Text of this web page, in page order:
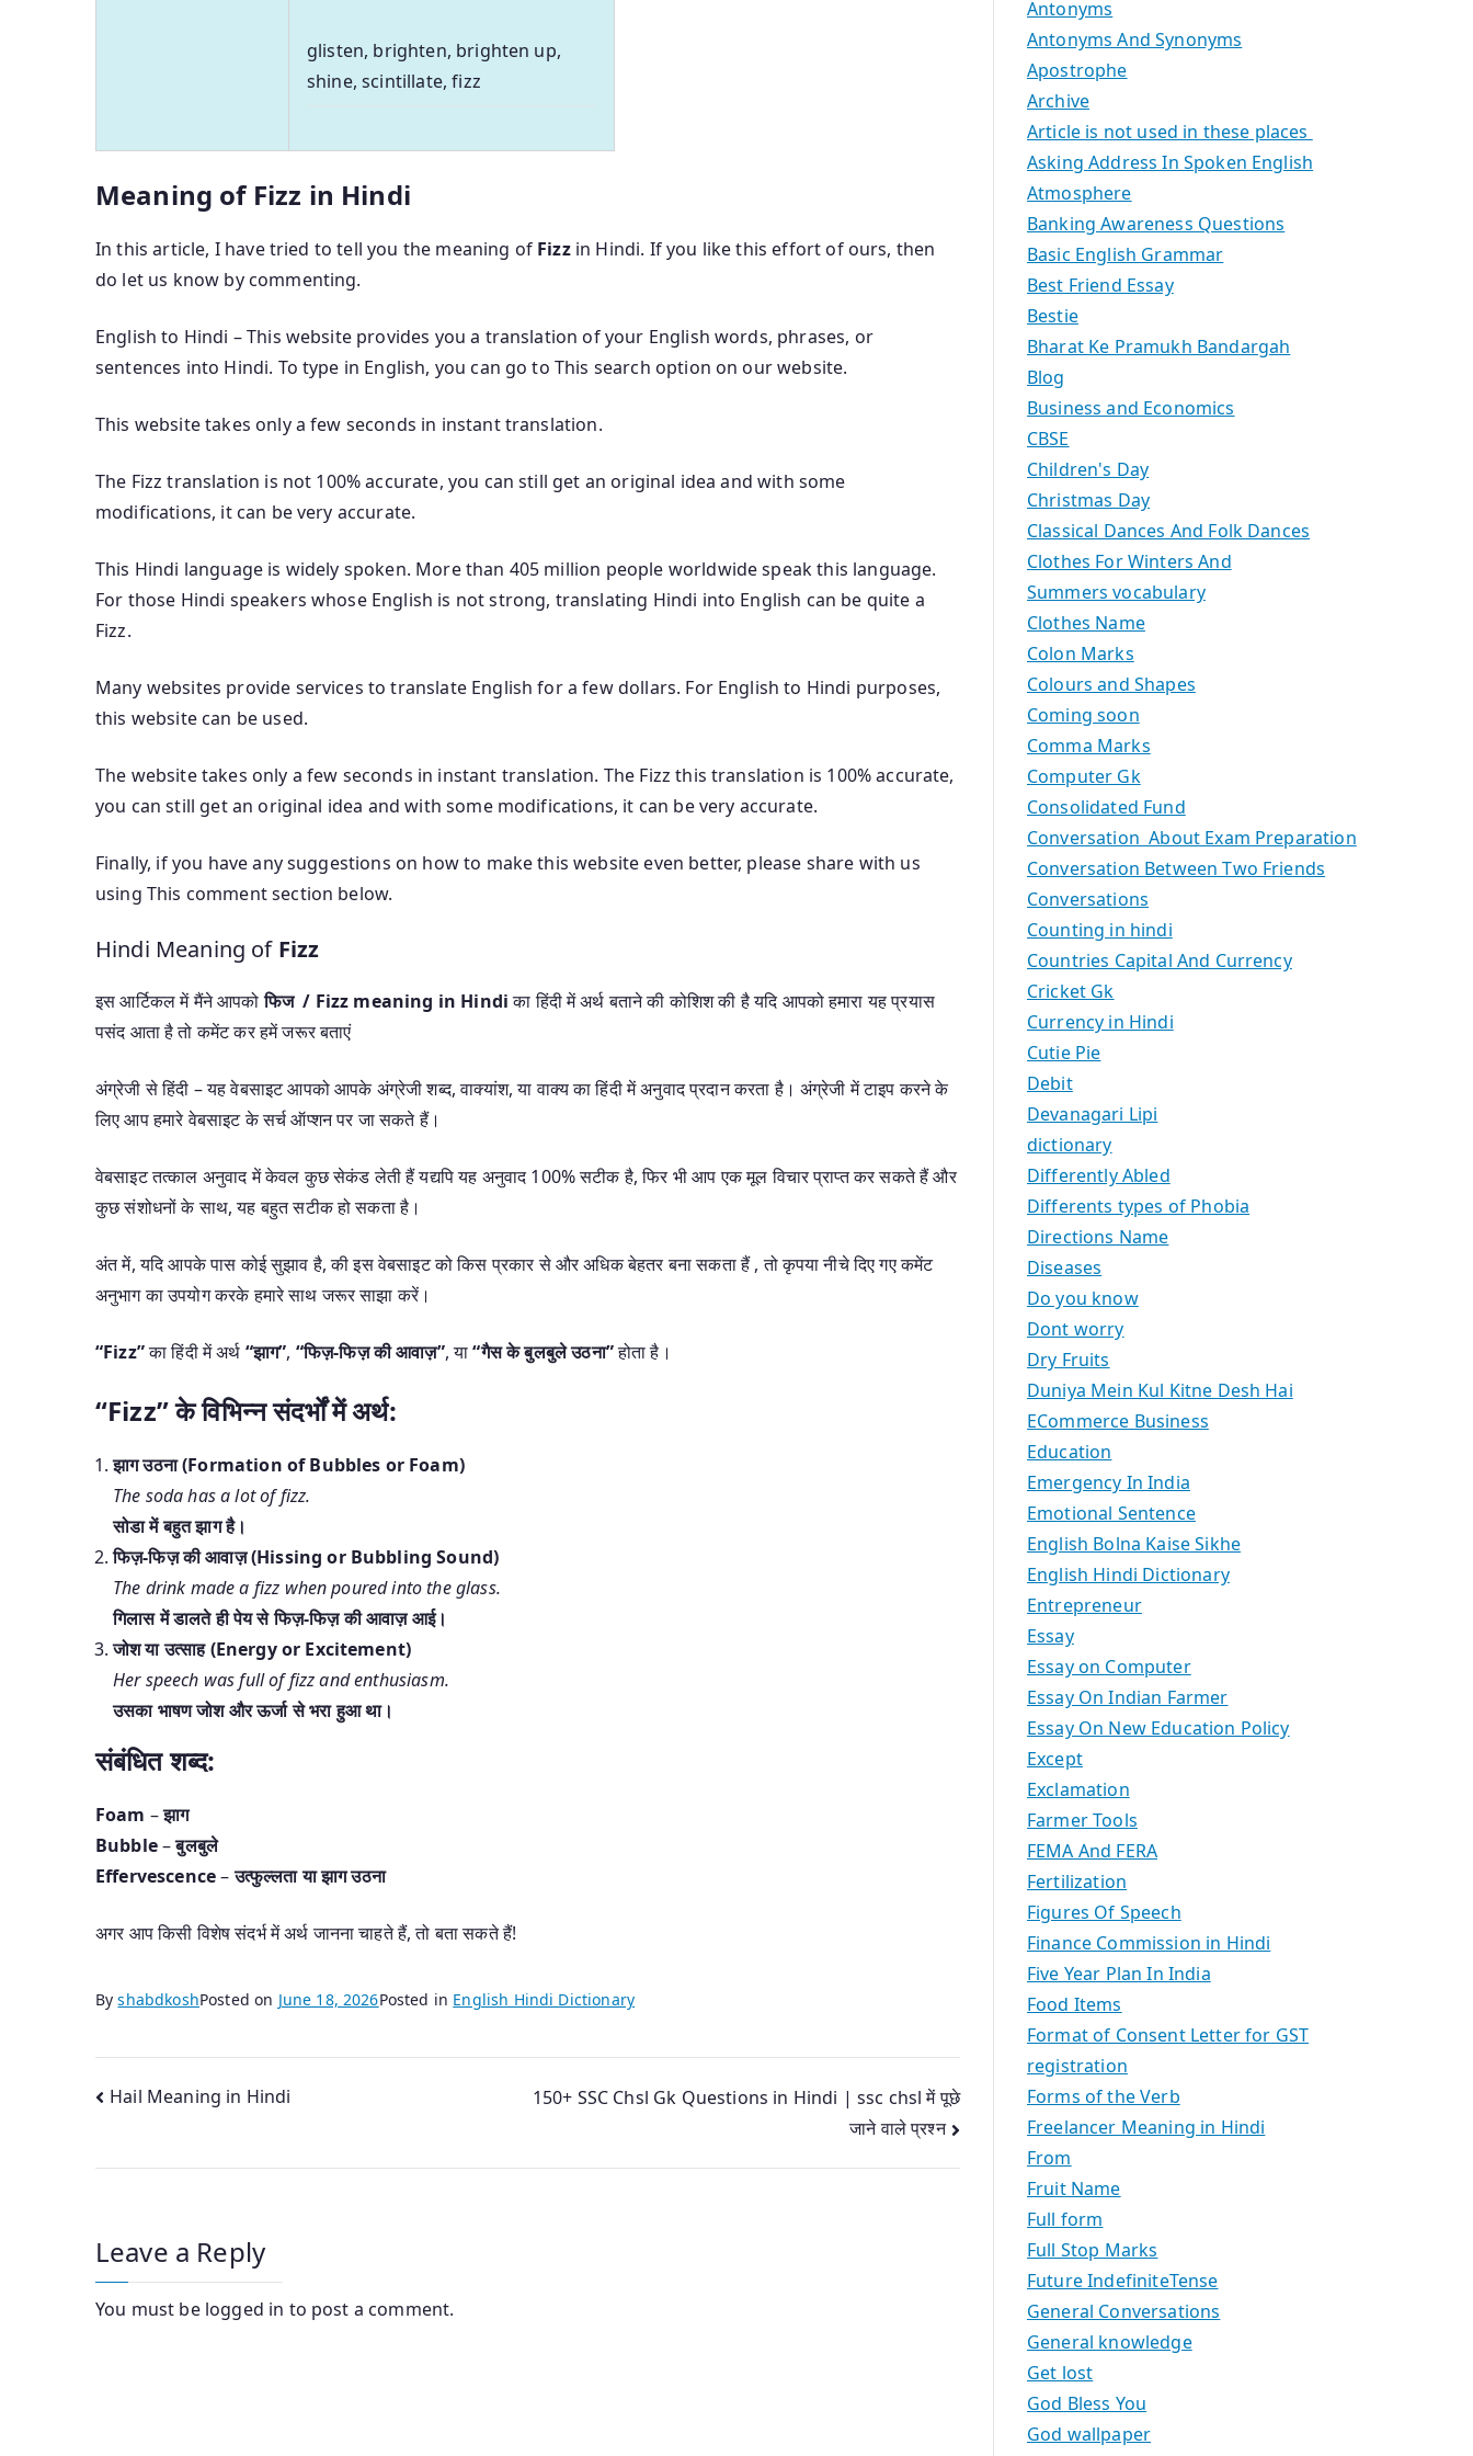
glisten, brighten, brighten up,
shine, scintillate, fizz
Meaning of Fizz in Hindi
In this article, I have tried to tell you the meaning of Fizz in Hindi. If you like this effort of ours, then
do let us know by commenting.
English to Hindi – This website provides you a translation of your English words, phrases, or
sentences into Hindi. To type in English, you can go to This search option on our website.
This website takes only a few seconds in instant translation.
The Fizz translation is not 100% accurate, you can still get an original idea and with some
modifications, it can be very accurate.
This Hindi language is widely spoken. More than 405 million people worldwide speak this language.
For those Hindi speakers whose English is not strong, translating Hindi into English can be quite a
Fizz.
Many websites provide services to translate English for a few dollars. For English to Hindi purposes,
this website can be used.
The website takes only a few seconds in instant translation. The Fizz this translation is 100% accurate,
you can still get an original idea and with some modifications, it can be very accurate.
Finally, if you have any suggestions on how to make this website even better, please share with us
using This comment section below.
Hindi Meaning of Fizz
इस आर्टिकल में मैंने आपकोफिज / Fizz meaning in Hindiका हिंदी में अर्थ बताने की कोशिश की है यदि आपको हमारा यह प्रयास
पसंद आता है तो कमेंट कर हमें जरूर बताएं
अंग्रेजी से हिंदी – यह वेबसाइट आपको आपके अंग्रेजी शब्द, वाक्यांश, या वाक्य का हिंदी में अनुवाद प्रदान करता है। अंग्रेजी में टाइप करने के
लिए आप हमारे वेबसाइट के सर्च ऑप्शन पर जा सकते हैं।
वेबसाइट तत्काल अनुवाद में केवल कुछ सेकंड लेती हैं यद्यपि यह अनुवाद 100% सटीक है, फिर भी आप एक मूल विचार प्राप्त कर सकते हैं और
कुछ संशोधनों के साथ, यह बहुत सटीक हो सकता है।
अंत में, यदि आपके पास कोई सुझाव है, की इस वेबसाइट को किस प्रकार से और अधिक बेहतर बना सकता हैं , तो कृपया नीचे दिए गए कमेंट
अनुभाग का उपयोग करके हमारे साथ जरूर साझा करें।
“Fizz”का हिंदी में अर्थ “झाग”, “फिज़-फिज़ की आवाज़”, या“गैस के बुलबुले उठना”होता है।
“Fizz” के विभिन्न संदर्भों में अर्थ:
झाग उठना (Formation of Bubbles or Foam)
The soda has a lot of fizz.
सोडा में बहुत झाग है।
फिज़-फिज़ की आवाज़ (Hissing or Bubbling Sound)
The drink made a fizz when poured into the glass.
गिलास में डालते ही पेय से फिज़-फिज़ की आवाज़ आई।
जोश या उत्साह (Energy or Excitement)
Her speech was full of fizz and enthusiasm.
उसका भाषण जोश और ऊर्जा से भरा हुआ था।
संबंधित शब्द:
Foam –झाग
Bubble–बुलबुले
Effervescence–उत्फुल्लता या झाग उठना
अगर आप किसी विशेष संदर्भ में अर्थ जानना चाहते हैं, तो बता सकते हैं!
ByshabdkoshPosted on June 18, 2026Posted in English Hindi Dictionary
Post
Hail Meaning in Hindi
150+ SSC Chsl Gk Questions in Hindi | ssc chsl में पूछे
जाने वाले प्रश्न
Leave a Reply
You must be logged in to post a comment.
Antonyms
Antonyms And Synonyms
Apostrophe
Archive
Article is not used in these places
Asking Address In Spoken English
Atmosphere
Banking Awareness Questions
Basic English Grammar
Best Friend Essay
Bestie
Bharat Ke Pramukh Bandargah
Blog
Business and Economics
CBSE
Children's Day
Christmas Day
Classical Dances And Folk Dances
Clothes For Winters And
Summers vocabulary
Clothes Name
Colon Marks
Colours and Shapes
Coming soon
Comma Marks
Computer Gk
Consolidated Fund
Conversation About Exam Preparation
Conversation Between Two Friends
Conversations
Counting in hindi
Countries Capital And Currency
Cricket Gk
Currency in Hindi
Cutie Pie
Debit
Devanagari Lipi
dictionary
Differently Abled
Differents types of Phobia
Directions Name
Diseases
Do you know
Dont worry
Dry Fruits
Duniya Mein Kul Kitne Desh Hai
ECommerce Business
Education
Emergency In India
Emotional Sentence
English Bolna Kaise Sikhe
English Hindi Dictionary
Entrepreneur
Essay
Essay on Computer
Essay On Indian Farmer
Essay On New Education Policy
Except
Exclamation
Farmer Tools
FEMA And FERA
Fertilization
Figures Of Speech
Finance Commission in Hindi
Five Year Plan In India
Food Items
Format of Consent Letter for GST
registration
Forms of the Verb
Freelancer Meaning in Hindi
From
Fruit Name
Full form
Full Stop Marks
Future IndefiniteTense
General Conversations
General knowledge
Get lost
God Bless You
God wallpaper